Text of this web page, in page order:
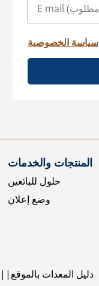
سياسة الخصوصية
المنتجات والخدمات
حلول للبائعين
وضع إعلان
دليل المعدات بالموقع